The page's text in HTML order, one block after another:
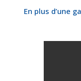
En plus d’une